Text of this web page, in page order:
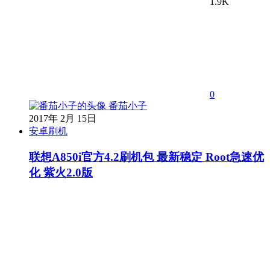
0
番茄小子
2017年 2月 15日
安卓刷机
联想A850i官方4.2刷机包 最新稳定 Root急速优
化 紫火2.0版